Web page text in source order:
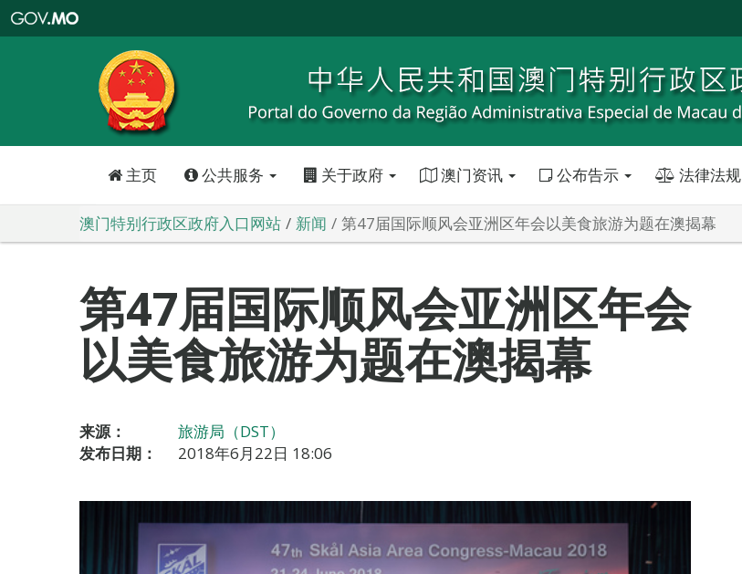
特
政
区
政
口
主页 公共服务 关于政府 澳门资讯 公布告示 法律法规
澳门特别行政区政府入口网站 新闻 第47届国际顺风会亚洲区年会以美食旅游为题在澳揭幕
第47届国际顺风会亚洲区年会
以美食旅游为题在澳揭幕
来源：
旅游局（DST）
发布日期：
2018年6月22日 18:06